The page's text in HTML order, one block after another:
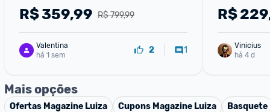
R$ 799,99
R$359,99
Valentina
há 1 sem
2 1
R$
Vinicius
há 4 d
Mais opções
Ofertas Magazine Luiza Cupons Magazine Luiza Basquete